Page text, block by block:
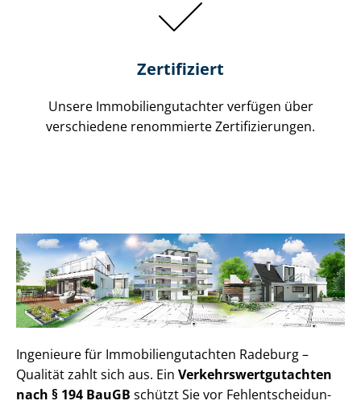
Zertifiziert
Unsere Immobilien­gutachter verfügen über
verschiedene renommierte Zer­ti­fi­zie­run­gen.
Ingenieure für Im­mo­bi­li­en­gut­ach­ten Radeburg –
Qualität zahlt sich aus. Ein Ver­kehrs­wert­gut­ach­ten
nach § 194 BauGB schützt Sie vor Fehl­ent­schei­dun­